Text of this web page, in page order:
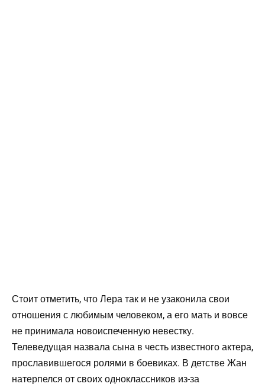
Стоит отметить, что Лера так и не узаконила свои
отношения с любимым человеком, а его мать и вовсе
не принимала новоиспеченную невестку.
Телеведущая назвала сына в честь известного актера,
прославившегося ролями в боевиках. В детстве Жан
натерпелся от своих одноклассников из-за